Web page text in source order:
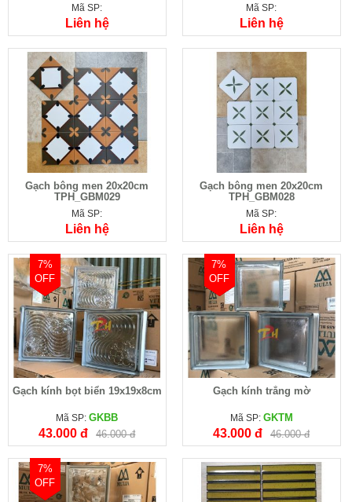
Mã SP:
Liên hệ
Mã SP:
Liên hệ
Gạch bông men 20x20cm
TPH_GBM029
Mã SP:
Liên hệ
Gạch bông men 20x20cm
TPH_GBM028
Mã SP:
Liên hệ
7%
OFF
Gạch kính bọt biển 19x19x8cm
Mã SP:GKBB
43.000 đ 46.000 đ
7%
OFF
Gạch kính trắng mờ
Mã SP: GKTM
43.000 đ 46.000 đ
7%
OFF